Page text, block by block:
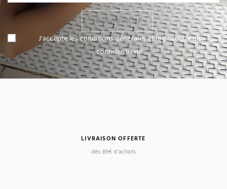
JE M'ABONNE
J'accepte les conditions générales et la politique de
confidentialité
LIVRAISON OFFERTE
dès 89€ d’achats